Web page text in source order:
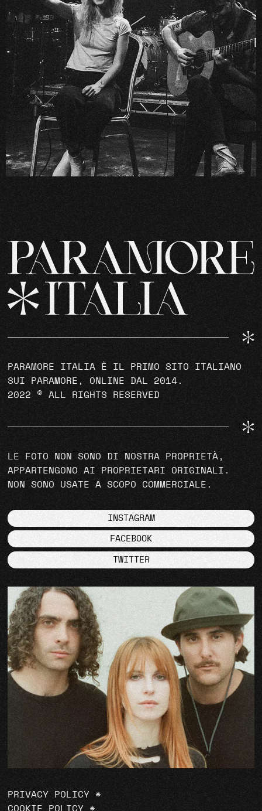
PARAMORE ITALIA È IL PRIMO SITO ITALIANO
SUI PARAMORE, ONLINE DAL 2014.
2022 © ALL RIGHTS RESERVED
LE FOTO NON SONO DI NOSTRA PROPRIETÀ,
APPARTENGONO AI PROPRIETARI ORIGINALI.
NON SONO USATE A SCOPO COMMERCIALE.
INSTAGRAM
FACEBOOK
TWITTER
PRIVACY POLICY *
COOKIE POLICY *